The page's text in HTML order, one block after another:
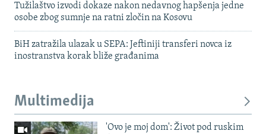
Tužilaštvo izvodi dokaze nakon nedavnog hapšenja jedne
osobe zbog sumnje na ratni zločin na Kosovu
BiH zatražila ulazak u SEPA: Jeftiniji transferi novca iz
inostranstva korak bliže građanima
Multimedija
'Ovo je moj dom': Život pod ruskim